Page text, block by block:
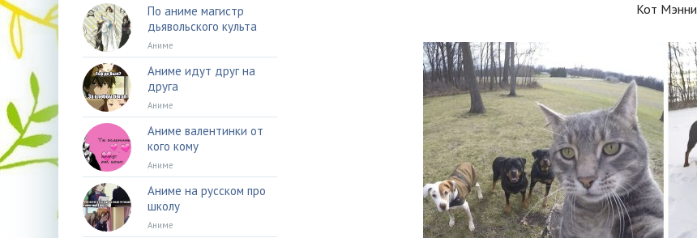
Кот Мэнни
По аниме магистр
дьявольского культа
Аниме
Аниме идут друг на
друга
Аниме
Аниме валентинки от
кого кому
Аниме
Аниме на русском про
школу
Аниме